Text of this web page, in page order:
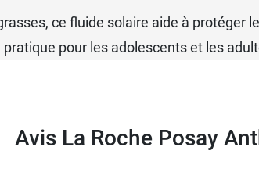
ce fluide solaire aide à
pour les adolescents et les
Avis La Roche Posay